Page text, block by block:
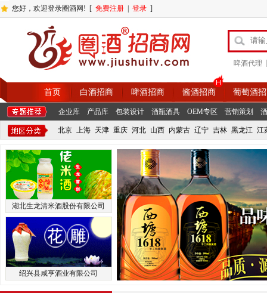
您好，欢迎登录圈酒网! [ 免费注册 登录 ]
啤酒代理
首页 白酒招商 啤酒招商 酱酒招商 葡萄酒
企业库 产品库 包装设计 酒瓶酒具 OEM专区 营销策划
北京 上海 天津 重庆 河北 山西 内蒙古 辽宁 吉林 黑龙江 江
湖北生龙清米酒股份有限公司
绍兴县咸亨酒业有限公司